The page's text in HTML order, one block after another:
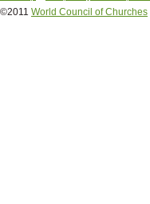
©2011 World Council of Churches